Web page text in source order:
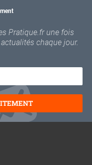
Pratique.fr une fois
chaque jour.